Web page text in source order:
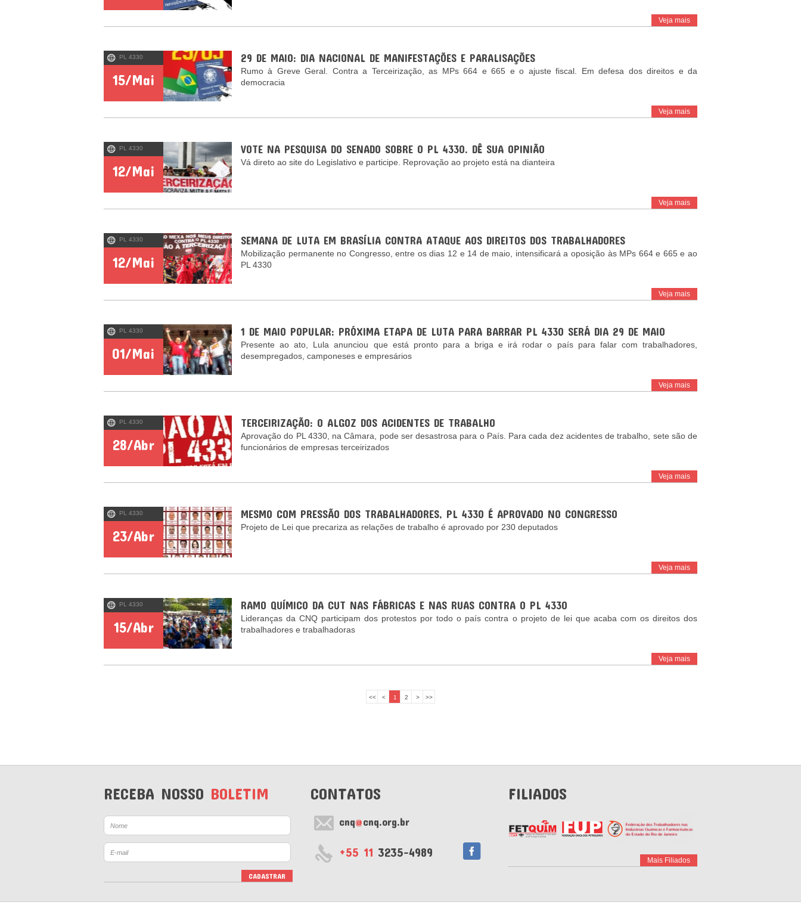
Veja mais
PL 4330
15/Mai
29 DE MAIO: DIA NACIONAL DE MANIFESTAÇÕES E PARALISAÇÕES
Rumo à Greve Geral. Contra a Terceirização, as MPs 664 e 665 e o ajuste fiscal. Em defesa dos direitos e da
democracia
Veja mais
PL 4330
12/Mai
VOTE NA PESQUISA DO SENADO SOBRE O PL 4330. DÊ SUA OPINIÃO
Vá direto ao site do Legislativo e participe. Reprovação ao projeto está na dianteira
Veja mais
PL 4330
12/Mai
SEMANA DE LUTA EM BRASÍLIA CONTRA ATAQUE AOS DIREITOS DOS TRABALHADORES
Mobilização permanente no Congresso, entre os dias 12 e 14 de maio, intensificará a oposição às MPs 664 e 665 e ao
PL 4330
Veja mais
PL 4330
01/Mai
1 DE MAIO POPULAR: PRÓXIMA ETAPA DE LUTA PARA BARRAR PL 4330 SERÁ DIA 29 DE MAIO
Presente ao ato, Lula anunciou que está pronto para a briga e irá rodar o país para falar com trabalhadores,
desempregados, camponeses e empresários
Veja mais
PL 4330
28/Abr
TERCEIRIZAÇÃO: O ALGOZ DOS ACIDENTES DE TRABALHO
Aprovação do PL 4330, na Câmara, pode ser desastrosa para o País. Para cada dez acidentes de trabalho, sete são de
funcionários de empresas terceirizados
Veja mais
PL 4330
23/Abr
MESMO COM PRESSÃO DOS TRABALHADORES, PL 4330 É APROVADO NO CONGRESSO
Projeto de Lei que precariza as relações de trabalho é aprovado por 230 deputados
Veja mais
PL 4330
15/Abr
RAMO QUÍMICO DA CUT NAS FÁBRICAS E NAS RUAS CONTRA O PL 4330
Lideranças da CNQ participam dos protestos por todo o país contra o projeto de lei que acaba com os direitos dos
trabalhadores e trabalhadoras
Veja mais
<< < 1 2 > >>
RECEBA NOSSO BOLETIM CONTATOS
cnq@cnq.org.br
+55 11 3235-4989
FILIADOS
Mais Filiados